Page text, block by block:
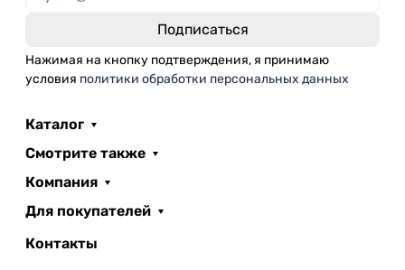
Нажимая на кнопку подтверждения, я принимаю
условия политики обработки персональных данных
Каталог
Смотрите также
Компания
Для покупателей
Контакты